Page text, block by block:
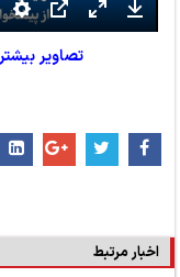
Settings
PIP
Enter
تصاویر
اخبار مرتبط